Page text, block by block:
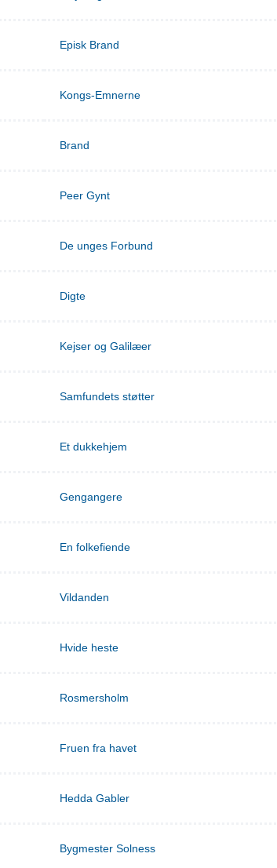
Episk Brand
Kongs-Emnerne
Brand
Peer Gynt
De unges Forbund
Digte
Kejser og Galilæer
Samfundets støtter
Et dukkehjem
Gengangere
En folkefiende
Vildanden
Hvide heste
Rosmersholm
Fruen fra havet
Hedda Gabler
Bygmester Solness